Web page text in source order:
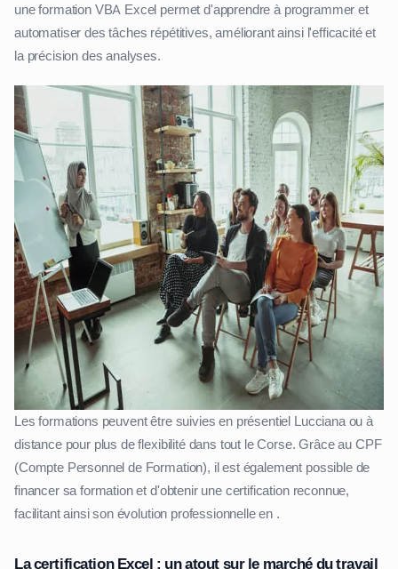
une formation VBA Excel permet d'apprendre à programmer et
automatiser des tâches répétitives, améliorant ainsi l'efficacité et
la précision des analyses.
Les formations peuvent être suivies en présentiel Lucciana ou à
distance pour plus de flexibilité dans tout le Corse. Grâce au CPF
(Compte Personnel de Formation), il est également possible de
financer sa formation et d'obtenir une certification reconnue,
facilitant ainsi son évolution professionnelle en .
La certification Excel : un atout sur le marché du travail